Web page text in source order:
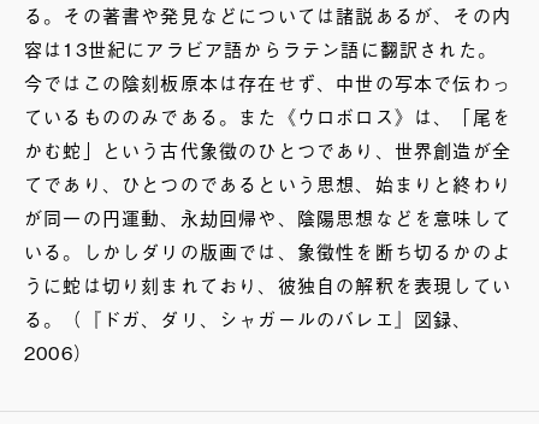
る。その著書や発見などについては諸説あるが、その内
容は13世紀にアラビア語からラテン語に翻訳された。
今ではこの陰刻板原本は存在せず、中世の写本で伝わっ
ているもののみである。また《ウロボロス》は、「尾を
かむ蛇」という古代象徴のひとつであり、世界創造が全
てであり、ひとつのであるという思想、始まりと終わり
が同一の円運動、永劫回帰や、陰陽思想などを意味して
いる。しかしダリの版画では、象徴性を断ち切るかのよ
うに蛇は切り刻まれており、彼独自の解釈を表現してい
る。（『ドガ、ダリ、シャガールのバレエ』図録、
2006）